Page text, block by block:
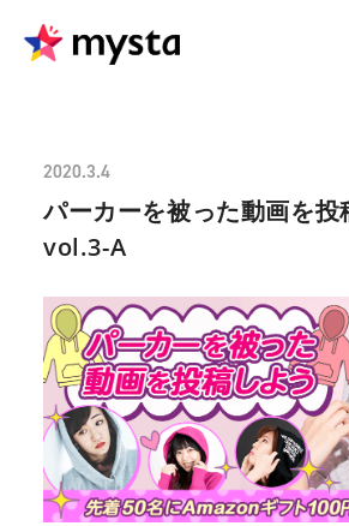
2020.3.4
パーカーを被った動画を投
vol.3-A